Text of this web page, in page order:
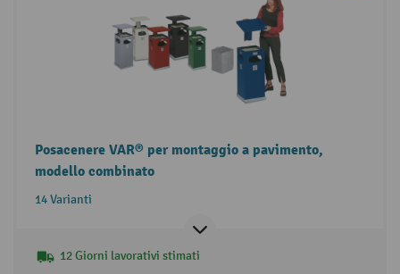
Posacenere VAR® per montaggio a pavimento,
modello combinato
14 Varianti
12 Giorni lavorativi stimati